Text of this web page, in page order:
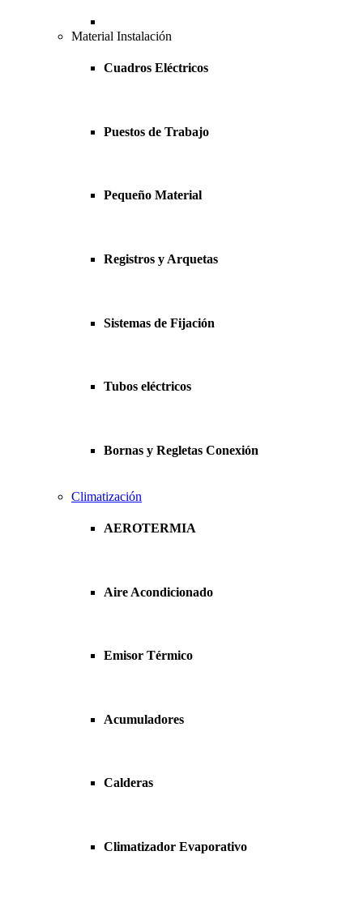
Material Instalación
Cuadros Eléctricos
Puestos de Trabajo
Pequeño Material
Registros y Arquetas
Sistemas de Fijación
Tubos eléctricos
Bornas y Regletas Conexión
Climatización
AEROTERMIA
Aire Acondicionado
Emisor Térmico
Acumuladores
Calderas
Climatizador Evaporativo